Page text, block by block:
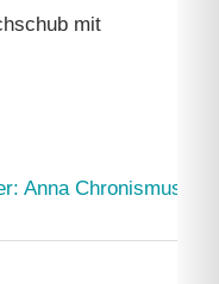
mit
Anna Chronismus